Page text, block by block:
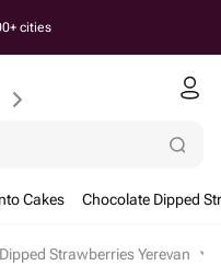
cities
Cakes Chocolate Dipped
Strawberries Yerevan